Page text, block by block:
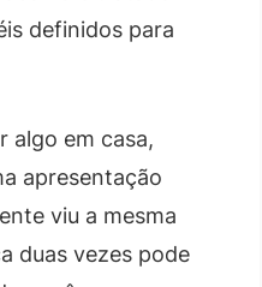
definidos para
algo em casa,
apresentação
viu a mesma
duas vezes pode